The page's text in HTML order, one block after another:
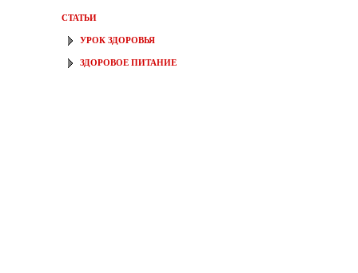
СТАТЬИ
УРОК ЗДОРОВЬЯ
ЗДОРОВОЕ ПИТАНИЕ